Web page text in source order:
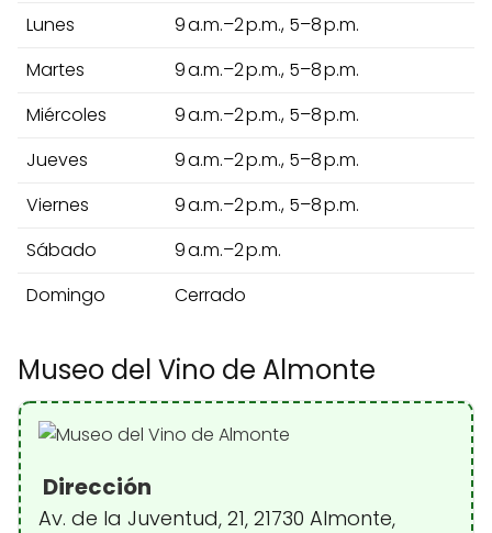
Lunes
9 a.m.–2 p.m., 5–8 p.m.
Martes
9 a.m.–2 p.m., 5–8 p.m.
Miércoles
9 a.m.–2 p.m., 5–8 p.m.
Jueves
9 a.m.–2 p.m., 5–8 p.m.
Viernes
9 a.m.–2 p.m., 5–8 p.m.
Sábado
9 a.m.–2 p.m.
Domingo
Cerrado
Museo del Vino de Almonte
Dirección
Av. de la Juventud, 21, 21730 Almonte,